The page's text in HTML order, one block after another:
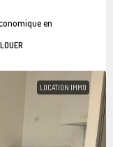
en
LOCATION IMMO